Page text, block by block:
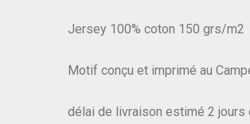
Jersey 100% coton 150 grs/m2
Motif conçu et imprimé au
délai de livraison estimé 2 jours